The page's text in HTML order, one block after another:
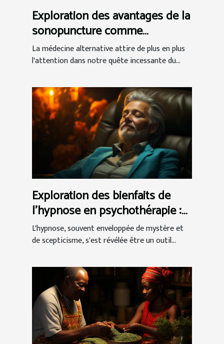
Exploration des avantages de la
sonopuncture comme
alternative à l'acupuncture
La médecine alternative attire de plus en plus
l'attention dans notre quête incessante du...
Exploration des bienfaits de
l'hypnose en psychothérapie :
Techniques et témoignages de
réussite
L'hypnose, souvent enveloppée de mystère et
de scepticisme, s'est révélée être un outil...